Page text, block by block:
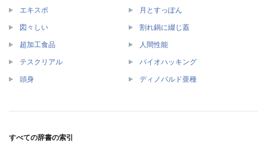
エキスポ 月とすっぽん
図々しい 割れ鍋に綴じ蓋
超加工食品 人間性能
テスクリアル バイオハッキング
頭身 ディノバルド亜種
すべての辞書の索引